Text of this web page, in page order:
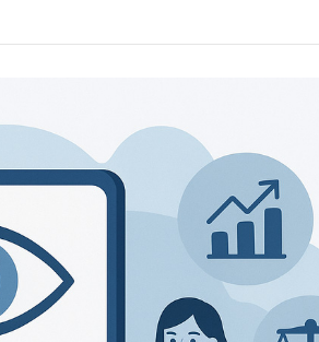
Аксессуары для дерматоскопов
Дерматоскопы
Диагностика
Запасные части и комплектующие
Аккумуляторы и зарядные устройства
Рукоятки для диагностических приборов